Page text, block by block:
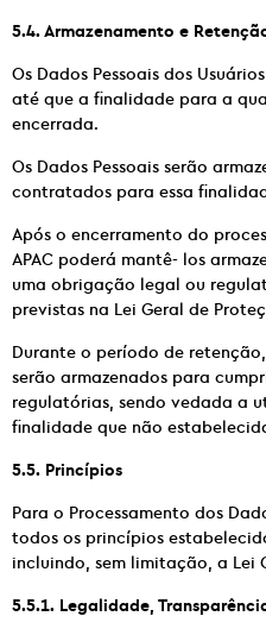
5.4. Armazenamento e
Os Dados Pessoais dos
até que a finalidade para a
encerrada.
Os Dados Pessoais serão
contratados para essa
Após o encerramento do
APAC poderá mantê- los
uma obrigação legal ou
previstas na Lei Geral de
Durante o período de
serão armazenados para
regulatórias, sendo vedada a
finalidade que não
5.5. Princípios
Para o Processamento dos
todos os princípios
incluindo, sem limitação, a Lei
5.5.1. Legalidade,